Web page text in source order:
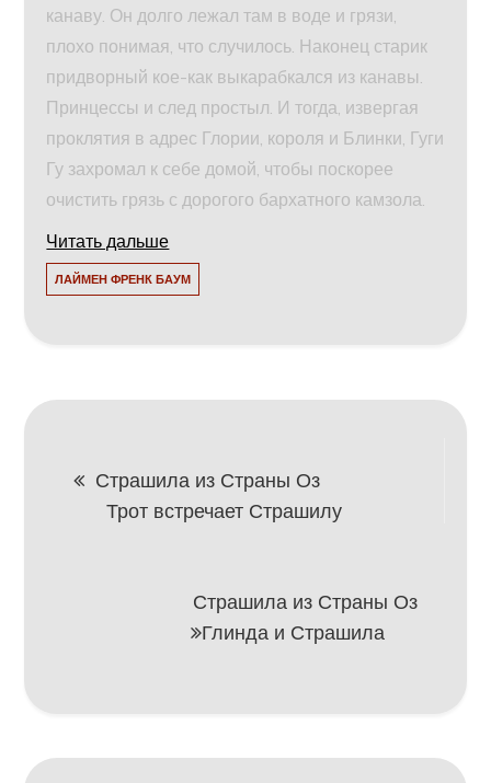
канаву. Он долго лежал там в воде и грязи,
плохо понимая, что случилось. Наконец старик
придворный кое-как выкарабкался из канавы.
Принцессы и след простыл. И тогда, извергая
проклятия в адрес Глории, короля и Блинки, Гуги
Гу захромал к себе домой, чтобы поскорее
очистить грязь с дорогого бархатного камзола.
Читать дальше
ЛАЙМЕН ФРЕНК БАУМ
Навигация
записям
Страшила из Страны Оз
Трот встречает Страшилу
Страшила из Страны Оз
Глинда и Страшила